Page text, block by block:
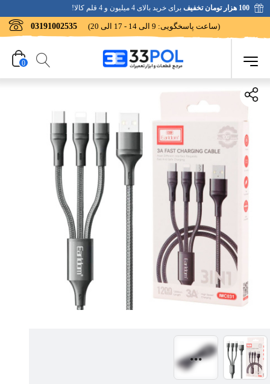
100 هزار تومان تخفیف برای خرید بالای 4 میلیون و 4 قلم کالا!
03191002535 (ساعت پاسخگویی: 9 الی 14 - 17 الی 20)
0